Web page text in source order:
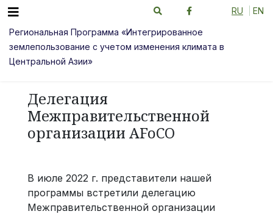
RU EN
Региональная Программа «Интегрированное
землепользование с учетом изменения климата в
Центральной Азии»
Делегация
Межправительственной
организации AFoCO
В июле 2022 г. представители нашей
программы встретили делегацию
Межправительственной организации